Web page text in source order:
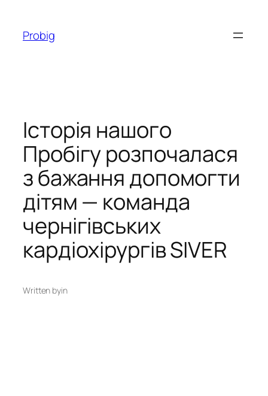
вмісту
Probig
Історія нашого
Пробігу розпочалася
з бажання допомогти
дітям — команда
чернігівських
кардіохірургів SIVER
Written byin